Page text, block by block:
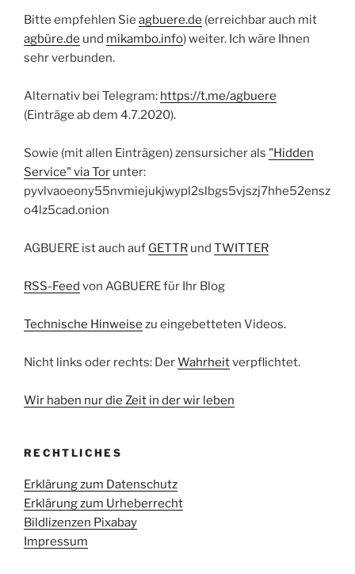
Bitte empfehlen Sie agbuere.de (erreichbar auch mit
agbüre.de und mikambo.info) weiter. Ich wäre Ihnen
sehr verbunden.
Alternativ bei Telegram: https://t.me/agbuere
(Einträge ab dem 4.7.2020).
Sowie (mit allen Einträgen) zensursicher als "Hidden
Service" via Tor unter:
pyvlvaoeony55nvmiejukjwypl2slbgs5vjszj7hhe52ensz
o4lz5cad.onion
AGBUERE ist auch auf GETTR und TWITTER
RSS-Feed von AGBUERE für Ihr Blog
Technische Hinweise zu eingebetteten Videos.
Nicht links oder rechts: DerWahrheitverpflichtet.
Wir haben nur die Zeit in der wir leben
RECHTLICHES
Erklärung zum Datenschutz
Erklärung zum Urheberrecht
Bildlizenzen Pixabay
Impressum